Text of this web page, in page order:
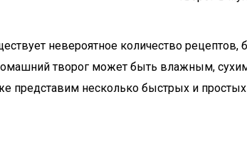
невероятное количество
творог может быть влажным,
представим несколько быстрых и простых